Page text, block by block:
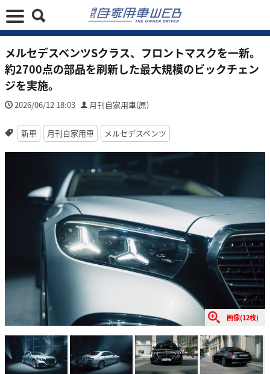
メルセデスベンツSクラス、フロントマスクを一新。
約2700点の部品を刷新した最大規模のビックチェン
ジを実施。
2026/06/12 18:03 月刊自家用車(原)
新車 月刊自家用車 メルセデスベンツ
画像(12枚)